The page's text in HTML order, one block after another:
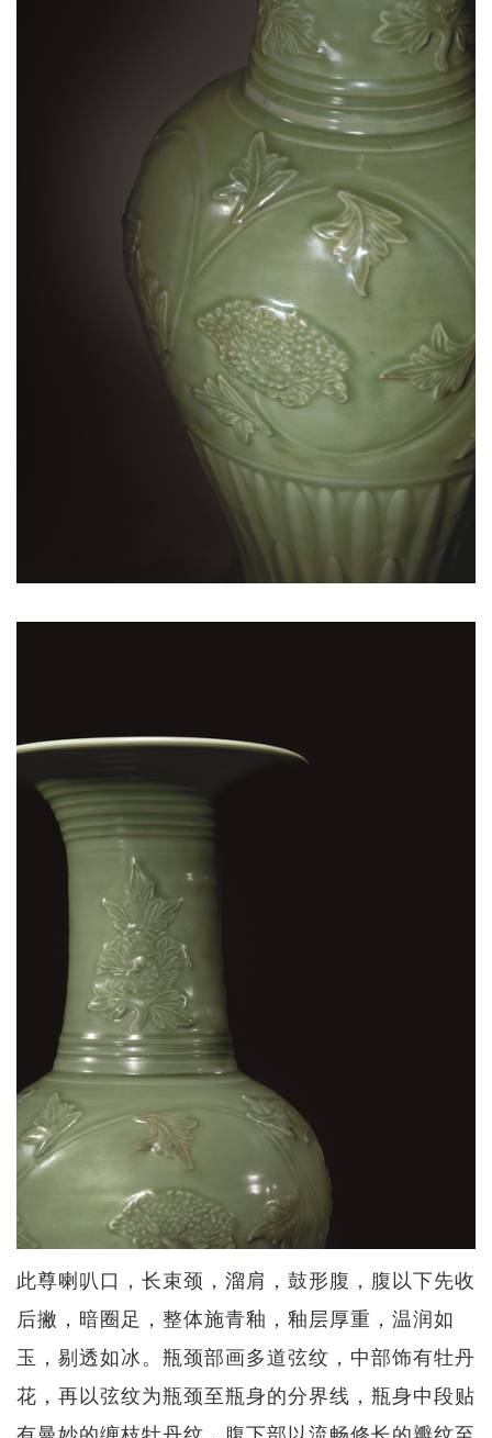
此尊喇叭口，长束颈，溜肩，鼓形腹，腹以下先收
后撇，暗圈足，整体施青釉，釉层厚重，温润如
玉，剔透如冰。瓶颈部画多道弦纹，中部饰有牡丹
花，再以弦纹为瓶颈至瓶身的分界线，瓶身中段贴
有曼妙的缠枝牡丹纹，腹下部以流畅修长的瓣纹至